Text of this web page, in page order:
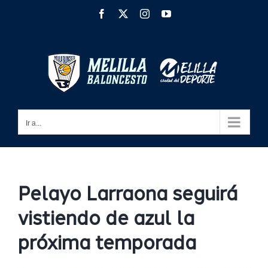
Facebook InstagramYouTube
Ir a...
Pelayo Larraona seguirá
vistiendo de azul la
próxima temporada